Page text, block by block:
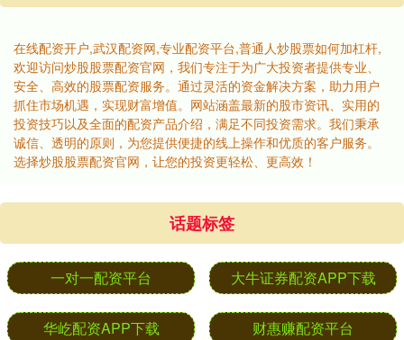
在线配资开户,武汉配资网,专业配资平台,普通人炒股票如何加杠杆,
欢迎访问炒股股票配资官网，我们专注于为广大投资者提供专业、
安全、高效的股票配资服务。通过灵活的资金解决方案，助力用户
抓住市场机遇，实现财富增值。网站涵盖最新的股市资讯、实用的
投资技巧以及全面的配资产品介绍，满足不同投资需求。我们秉承
诚信、透明的原则，为您提供便捷的线上操作和优质的客户服务。
选择炒股股票配资官网，让您的投资更轻松、更高效！
话题标签
一对一配资平台 大牛证券配资APP下载
华屹配资APP下载 财惠赚配资平台